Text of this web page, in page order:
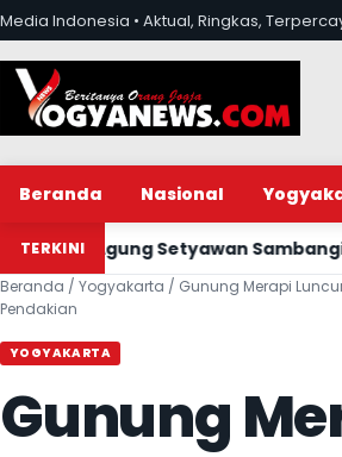
Lewati ke konten
Media Indonesia • Aktual, Ringkas,
Beranda Nasional
TERKINI Sambangi Masjid
Beranda / Yogyakarta / Gunung Merapi
Pendakian
YOGYAKARTA
Gunung